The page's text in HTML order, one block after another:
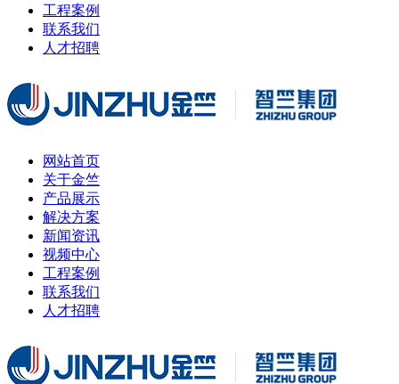
工程案例
联系我们
人才招聘
网站首页
关于金竺
产品展示
解决方案
新闻资讯
视频中心
工程案例
联系我们
人才招聘